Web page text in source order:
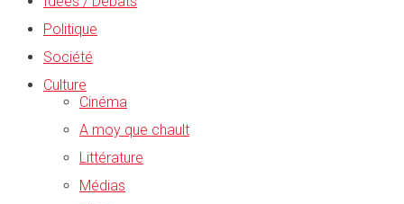
Politique
Société
Culture
Cinéma
A moy que chault
Littérature
Médias